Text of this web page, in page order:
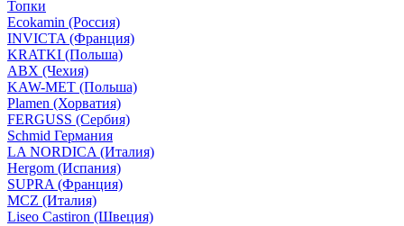
Топки
Ecokamin (Россия)
INVICTA (Франция)
KRATKI (Польша)
ABX (Чехия)
KAW-MET (Польша)
Plamen (Хорватия)
FERGUSS (Сербия)
Schmid Германия
LA NORDICA (Италия)
Hergom (Испания)
SUPRA (Франция)
MCZ (Италия)
Liseo Castiron (Швеция)